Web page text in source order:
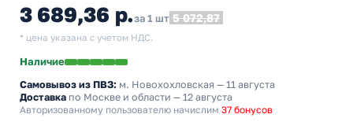
3 689,36 р.за 1 шт 5 072,87
* цена указана с учетом НДС.
Наличие
Самовывоз из ПВЗ: м. Новохохловская — 11 августа
Доставка по Москве и области — 12 августа
Авторизованному пользователю начислим 37 бонусов